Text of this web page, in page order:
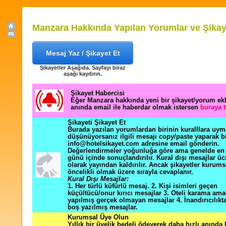
Manzara Hakkında Yapılan Yorumlar ve
Mesaj Yaz / Şikayet Et
Şikayetler Aşağıda. Sayfayı biraz
aşağı kaydırın.
Şikayet Habercisi
Eğer Manzara hakkında yeni bir şikayet/yorum
anında email ile haberdar olmak istersen buraya
Şikayeti Şikayet Et
Burada yazılan yorumlardan birinin kuralllara
düşünüyorsanız ilgili mesajı copy/paste yaparak
info@hotelsikayet.com adresine email gönderin.
Değerlendirmeler yoğunluğa göre ama genelde
günü içinde sonuçlandırılır. Kural dışı mesajlar
olarak yayından kaldırılır. Ancak şikayetler
öncelikli olmak üzere sırayla cevaplanır.
Kural Dışı Mesajlar:
1. Her türlü küfürlü mesaj. 2. Kişi isimleri geçen
küçültücü/onur kırıcı mesajlar 3. Oteli karama
yapılmış gerçek olmayan mesajlar 4.
boş yazılmış mesajlar.
Kurumsal Üye Olun
Yıllık bir üyelik bedeli ödeyerek daha hızlı